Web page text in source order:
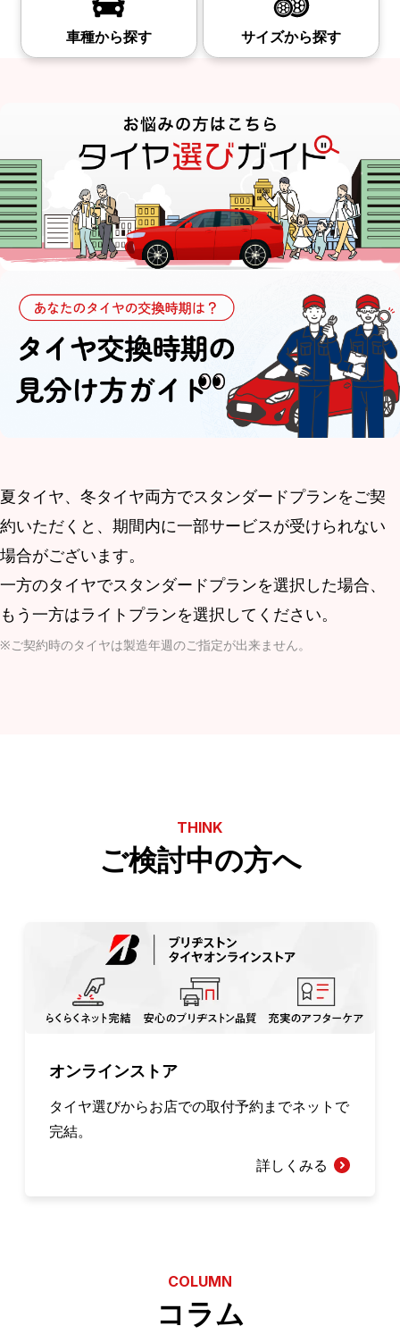
車種から探す サイズから探す
夏タイヤ、冬タイヤ両方でスタンダードプランをご契
約いただくと、期間内に一部サービスが受けられない
場合がございます。
一方のタイヤでスタンダードプランを選択した場合、
もう一方はライトプランを選択してください。
ご契約時のタイヤは製造年週のご指定が出来ません。
THINK
ご検討中の方へ
オンラインストア
タイヤ選びからお店での取付予約までネットで
完結。
詳しくみる
COLUMN
コラム